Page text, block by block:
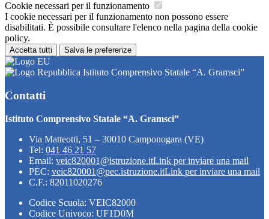
Cookie necessari per il funzionamento
I cookie necessari per il funzionamento non possono essere
disabilitati. È possibile consultare l'elenco nella pagina della cookie
policy.
Accetta tutti Salva le preferenze
Istituto Comprensivo Statale “A. Gramsci”
Contatti
Istituto Comprensivo Statale “A. Gramsci”
Via Matteotti, 51 – 30010 Camponogara (VE)
Tel: 041 46 21 57
Email: veic820001@istruzione.itLink per inviare una mail
PEC: veic820001@pec.istruzione.itLink per inviare una mail
C.F.: 82011020276
Codice Scuola: VEIC82000
Codice Univoco: UF1D0M